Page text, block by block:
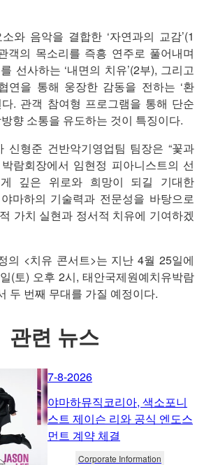
와 음악을 결합한 ‘자연과의 교감’(1
객의 목소리를 즉흥 연주로 풀어내며
선사하는 ‘내면의 치유’(2부), 그리고
연을 통해 웅장한 감동을 전하는 ‘환
다. 관객 참여형 프로그램을 통해 단순
향 소통을 유도하는 것이 특징이다.
신형준 건반악기영업팀 팀장은 “꽃과
람회장에서 임현정 피아니스트의 선
게 깊은 위로와 희망이 되길 기대한
마하의 기술력과 전문성을 바탕으로
가치 실현과 정서적 치유에 기여하겠
의 <치유 콘서트>는 지난 4월 25일에
(토) 오후 2시, 태안국제원예치유박람
두 번째 무대를 가질 예정이다.
관련 뉴스
7-8-2026
야마하뮤직코리아, 색소포니
스트 제이슨 리와 공식 엔도스
먼트 계약 체결
Corporate Information